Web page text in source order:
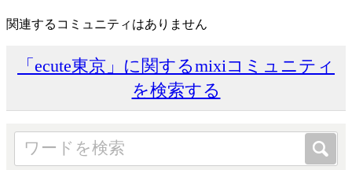
関連するコミュニティはありません
「ecute東京」に関するmixiコミュニティ
を検索する